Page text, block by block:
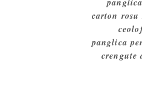
carton rosu
panglica
crengute